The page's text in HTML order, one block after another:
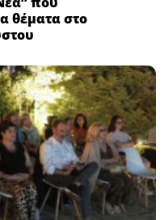
θέματα στο